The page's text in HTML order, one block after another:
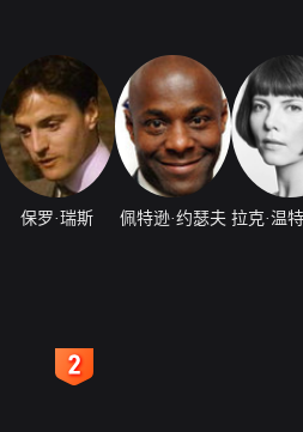
保罗·瑞斯 佩特逊·约瑟夫